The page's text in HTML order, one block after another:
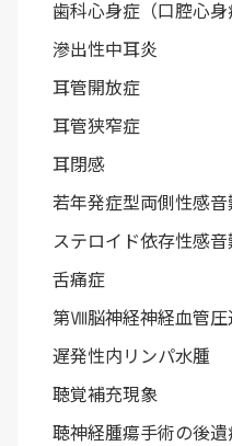
歯科心身症（口腔心身
滲出性中耳炎
耳管開放症
耳管狭窄症
耳閉感
若年発症型両側性感
ステロイド依存性感
舌痛症
第Ⅷ脳神経神経血管圧
遅発性内リンパ水腫
聴覚補充現象
聴神経腫瘍手術の後